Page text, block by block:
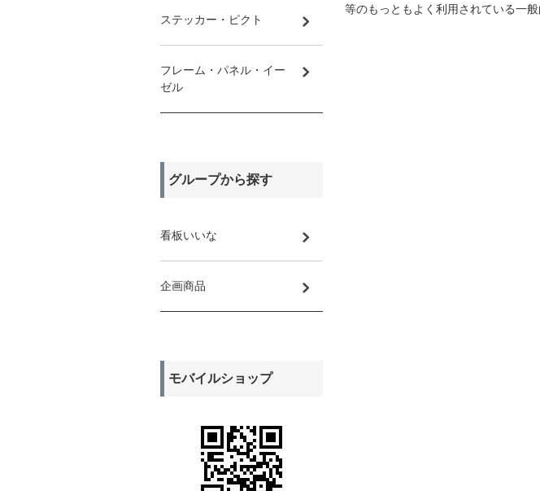
等のもっともよく利用されている一般
ステッカー・ピクト
フレーム・パネル・イー
ゼル
グループから探す
看板いいな
企画商品
モバイルショップ